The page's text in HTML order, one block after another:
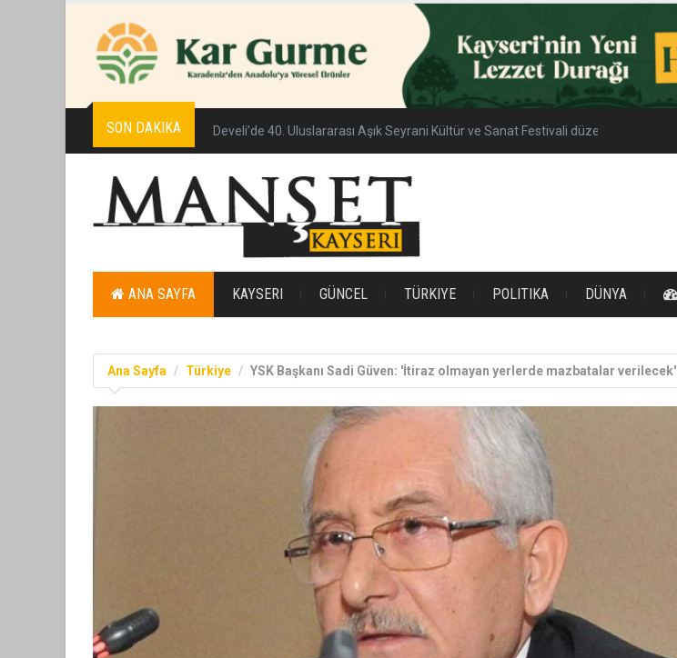
SON DAKIKA Develi’de 40. Uluslararası Aşık Seyrani Kültür ve Sanat Festivali düzenlenecek
ANA SAYFA KAYSERI GÜNCEL TÜRKIYE POLITIKA DÜNYA
Ana Sayfa Türkiye YSK Başkanı Sadi Güven: 'İtiraz olmayan yerlerde mazbatalar verilecek'